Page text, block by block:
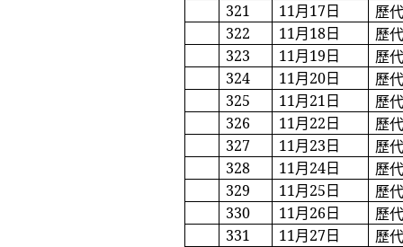
321
11月17日
歷
322
11月18日
歷
323
11月19日
歷
324
11月20日
歷
325
11月21日
歷
326
11月22日
歷
327
11月23日
歷
328
11月24日
歷
329
11月25日
歷
330
11月26日
歷
331
11月27日
歷